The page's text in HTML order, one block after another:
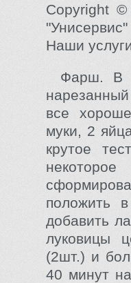
Copyright
Наши
Фарш. В
все
муки, 2
крутое
положить
добавить
луковицы
(2шт.) и
40 минут